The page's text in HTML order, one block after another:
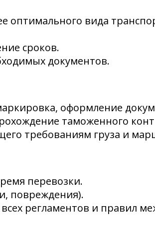
оптимального вида
сроков.
документов.
оформление
таможенного
требованиям груза и
перевозки.
повреждения).
регламентов и правил